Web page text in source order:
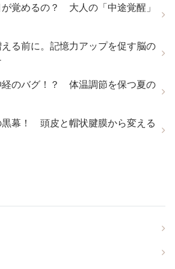
覚めるの？ 大人の「中途覚醒」
える前に。記憶力アップを促す脳の
経のバグ！？ 体温調節を保つ夏の
黒幕！ 頭皮と帽状腱膜から変える